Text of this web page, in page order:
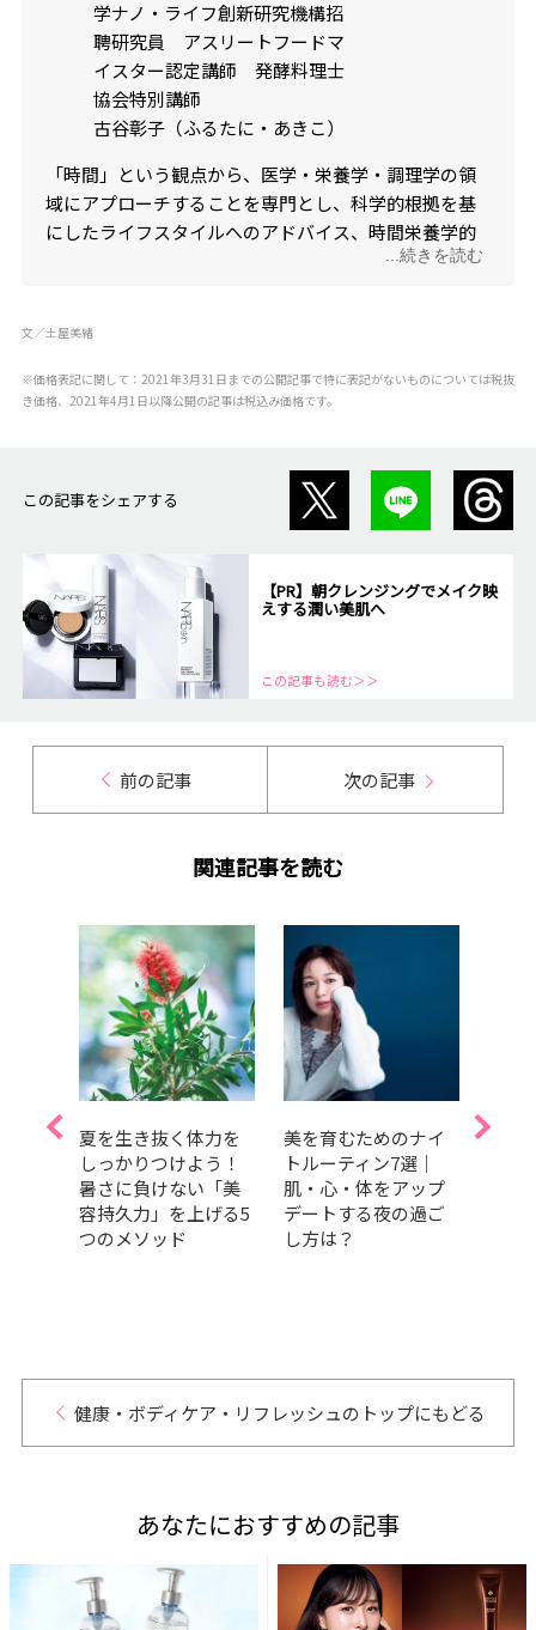
学ナノ・ライフ創新研究機構招
聘研究員 アスリートフードマ
イスター認定講師 発酵料理士
協会特別講師
古谷彰子（ふるたに・あきこ）
「時間」という観点から、医学・栄養学・調理学の領
域にアプローチすることを専門とし、科学的根拠を基
にしたライフスタイルへのアドバイス、時間栄養学的
栄養指導、実体験を基にした食育活動や講演活動、料
行うことを得意とする。企業の商品開発や、マーケテ
ィングに役立たせることが出来ると好評を博してい
る。メディア出演、連載、著書多数。
...続きを読む
文／土屋美緒
※価格表記に関して：2021年3月31日までの公開記事で特に表記がないものについては税抜
き価格、2021年4月1日以降公開の記事は税込み価格です。
この記事をシェアする
【PR】朝クレンジングでメイク映
えする潤い美肌へ
この記事も読む＞＞
前の記事 次の記事
関連記事を読む
夏を生き抜く体力を
しっかりつけよう！
暑さに負けない「美
容持久力」を上げる5
つのメソッド
美を育むためのナイ
トルーティン7選｜
肌・心・体をアップ
デートする夜の過ご
し方は？
今日
健康・ボディケア・リフレッシュのトップにもどる
あなたにおすすめの記事